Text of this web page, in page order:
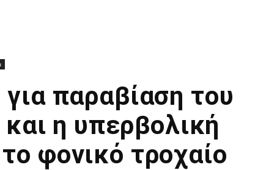
παραβίαση του
η υπερβολική
φονικό τροχαίο